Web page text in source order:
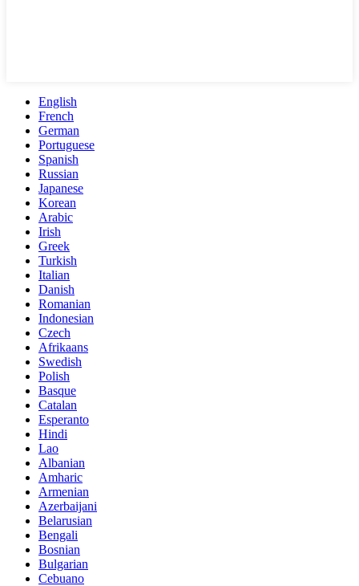
English
French
German
Portuguese
Spanish
Russian
Japanese
Korean
Arabic
Irish
Greek
Turkish
Italian
Danish
Romanian
Indonesian
Czech
Afrikaans
Swedish
Polish
Basque
Catalan
Esperanto
Hindi
Lao
Albanian
Amharic
Armenian
Azerbaijani
Belarusian
Bengali
Bosnian
Bulgarian
Cebuano